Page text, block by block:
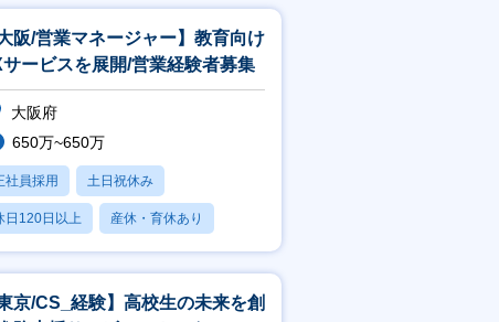
大阪/営業マネージャー】教育向け
サービスを展開/営業経験者募集
大阪府
650万~650万
社員採用 土日祝休み
日120日以上 産休・育休あり
残業20時間以内
東京/CS_経験】高校生の未来を創